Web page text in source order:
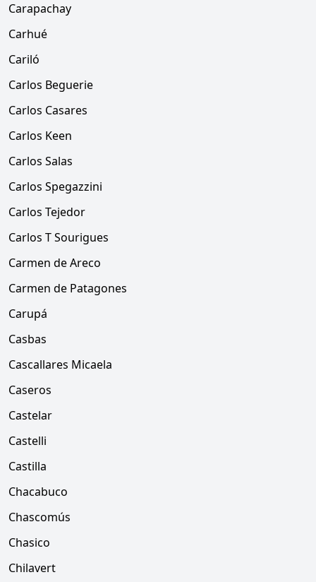
Carapachay
Carhué
Cariló
Carlos Beguerie
Carlos Casares
Carlos Keen
Carlos Salas
Carlos Spegazzini
Carlos Tejedor
Carlos T Sourigues
Carmen de Areco
Carmen de Patagones
Carupá
Casbas
Cascallares Micaela
Caseros
Castelar
Castelli
Castilla
Chacabuco
Chascomús
Chasico
Chilavert